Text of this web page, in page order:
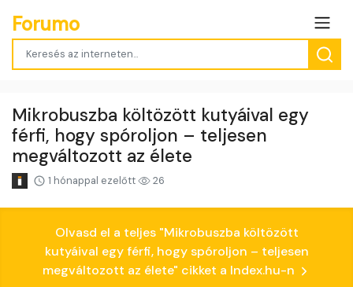
Forumo
Mikrobuszba költözött kutyáival egy
férfi, hogy spóroljon – teljesen
megváltozott az élete
1 hónappal ezelőtt 26
Olvasd el a teljes "Mikrobuszba költözött
kutyáival egy férfi, hogy spóroljon – teljesen
megváltozott az élete" cikket a Index.hu-n